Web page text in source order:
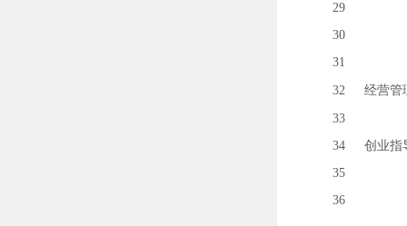
29
30
31
32 经营管
33
34
创业指
35
36